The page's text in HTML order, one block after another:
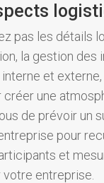
pas les détails
la gestion des
et externe,
une
de prévoir un
pour
et
votre entreprise.